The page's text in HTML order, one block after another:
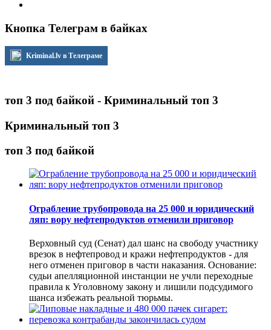
Кнопка Телеграм в байках
Kriminal.lv в Телеграме
топ 3 под байкой - Криминальный топ 3
Криминальный топ 3
топ 3 под байкой
Ограбление трубопровода на 25 000 и юридический
ляп: вору нефтепродуктов отменили приговор
Верховный суд (Сенат) дал шанс на свободу участнику
врезок в нефтепровод и кражи нефтепродуктов - для
него отменен приговор в части наказания. Основание:
судьи апелляционной инстанции не учли переходные
правила к Уголовному закону и лишили подсудимого
шанса избежать реальной тюрьмы.